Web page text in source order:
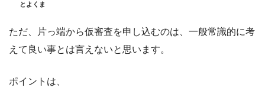
とよくま
ただ、片っ端から仮審査を申し込むのは、一般常識的に考
えて良い事とは言えないと思います。
ポイントは、